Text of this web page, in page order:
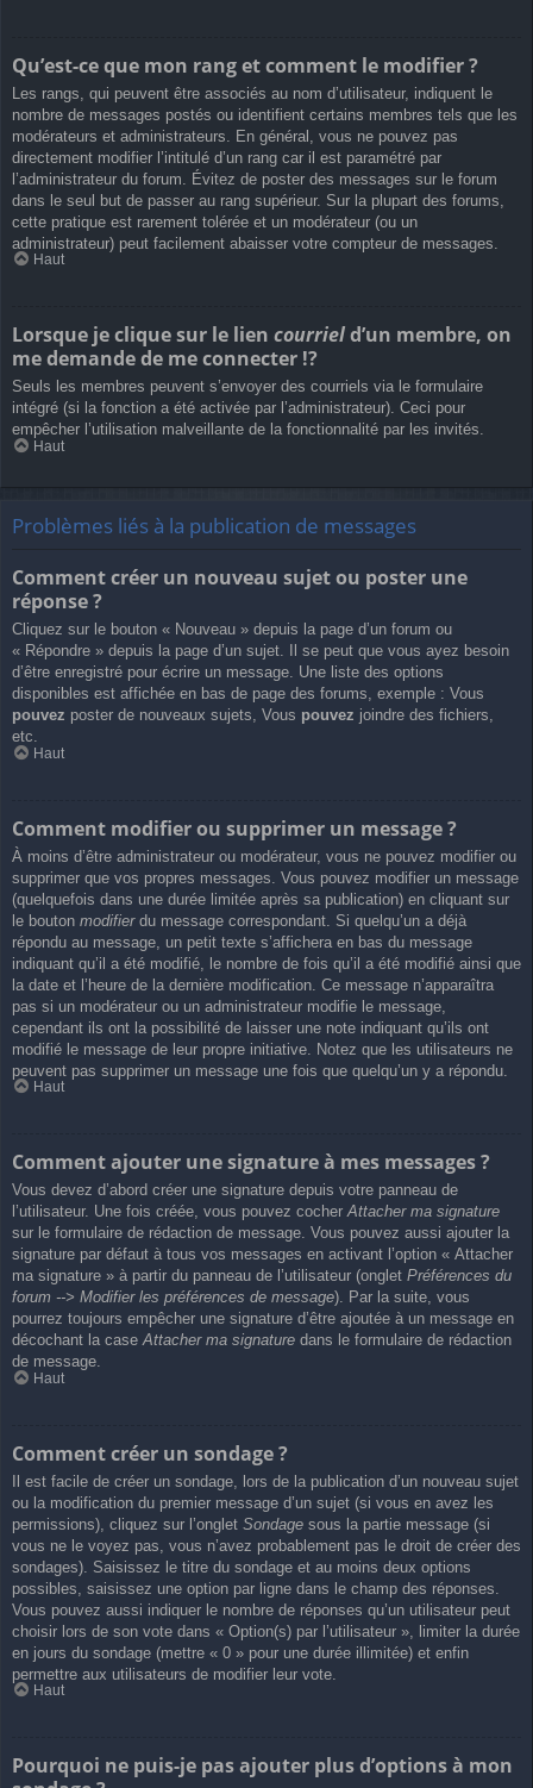
Qu’est-ce que mon rang et comment le modifier ?
Les rangs, qui peuvent être associés au nom d’utilisateur, indiquent le
nombre de messages postés ou identifient certains membres tels que les
modérateurs et administrateurs. En général, vous ne pouvez pas
directement modifier l’intitulé d’un rang car il est paramétré par
l’administrateur du forum. Évitez de poster des messages sur le forum
dans le seul but de passer au rang supérieur. Sur la plupart des forums,
cette pratique est rarement tolérée et un modérateur (ou un
administrateur) peut facilement abaisser votre compteur de messages.
Haut
Lorsque je clique sur le lien courrield’un membre, on
me demande de me connecter !?
Seuls les membres peuvent s’envoyer des courriels via le formulaire
intégré (si la fonction a été activée par l’administrateur). Ceci pour
empêcher l’utilisation malveillante de la fonctionnalité par les invités.
Haut
Problèmes liés à la publication de messages
Comment créer un nouveau sujet ou poster une
réponse ?
Cliquez sur le bouton « Nouveau » depuis la page d’un forum ou
« Répondre » depuis la page d’un sujet. Il se peut que vous ayez besoin
d’être enregistré pour écrire un message. Une liste des options
disponibles est affichée en bas de page des forums, exemple : Vous
pouvez poster de nouveaux sujets, Vous pouvez joindre des fichiers,
etc.
Haut
Comment modifier ou supprimer un message ?
À moins d’être administrateur ou modérateur, vous ne pouvez modifier ou
supprimer que vos propres messages. Vous pouvez modifier un message
(quelquefois dans une durée limitée après sa publication) en cliquant sur
le bouton modifierdu message correspondant. Si quelqu’un a déjà
répondu au message, un petit texte s’affichera en bas du message
indiquant qu’il a été modifié, le nombre de fois qu’il a été modifié ainsi que
la date et l’heure de la dernière modification. Ce message n’apparaîtra
pas si un modérateur ou un administrateur modifie le message,
cependant ils ont la possibilité de laisser une note indiquant qu’ils ont
modifié le message de leur propre initiative. Notez que les utilisateurs ne
peuvent pas supprimer un message une fois que quelqu’un y a répondu.
Haut
Comment ajouter une signature à mes messages ?
Vous devez d’abord créer une signature depuis votre panneau de
l’utilisateur. Une fois créée, vous pouvez cocherAttacher ma signature
sur le formulaire de rédaction de message. Vous pouvez aussi ajouter la
signature par défaut à tous vos messages en activant l’option « Attacher
ma signature » à partir du panneau de l’utilisateur (onglet Préférences du
forum --> Modifier les préférences de message). Par la suite, vous
pourrez toujours empêcher une signature d’être ajoutée à un message en
décochant la caseAttacher ma signature dans le formulaire de rédaction
de message.
Haut
Comment créer un sondage ?
Il est facile de créer un sondage, lors de la publication d’un nouveau sujet
ou la modification du premier message d’un sujet (si vous en avez les
permissions), cliquez sur l’onglet Sondage sous la partie message (si
vous ne le voyez pas, vous n’avez probablement pas le droit de créer des
sondages). Saisissez le titre du sondage et au moins deux options
possibles, saisissez une option par ligne dans le champ des réponses.
Vous pouvez aussi indiquer le nombre de réponses qu’un utilisateur peut
choisir lors de son vote dans « Option(s) par l’utilisateur », limiter la durée
en jours du sondage (mettre « 0 » pour une durée illimitée) et enfin
permettre aux utilisateurs de modifier leur vote.
Haut
Pourquoi ne puis-je pas ajouter plus d’options à mon